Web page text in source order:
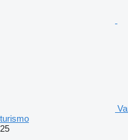
turismo
25